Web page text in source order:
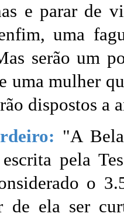
e parar de
uma
serão um
uma mulher
dispostos a
"A
pela
o
de ela ser